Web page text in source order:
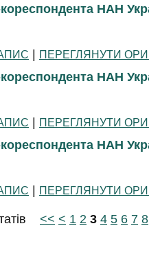
кореспондента НАН
| ПЕРЕГЛЯНУТИ
кореспондента НАН
| ПЕРЕГЛЯНУТИ
кореспондента НАН
| ПЕРЕГЛЯНУТИ
<< < 1 2 3 4 5 6 7 8